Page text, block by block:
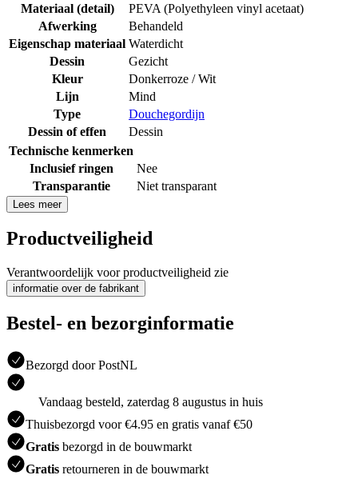
Materiaal (detail)
PEVA (Polyethyleen vinyl acetaat)
Afwerking
Behandeld
Eigenschap materiaal Waterdicht
Dessin
Gezicht
Kleur
Donkerroze / Wit
Lijn
Mind
Type
Douchegordijn
Dessin of effen
Dessin
Technische kenmerken
Inclusief ringen
Nee
Transparantie
Niet transparant
Lees meer
Productveiligheid
Verantwoordelijk voor productveiligheid zie
informatie over de fabrikant
Bestel- en bezorginformatie
Bezorgd door PostNL
Vandaag besteld, zaterdag 8 augustus in huis
Thuisbezorgd voor €4.95 en gratis vanaf €50
Gratis bezorgd in de bouwmarkt
Gratis retourneren in de bouwmarkt